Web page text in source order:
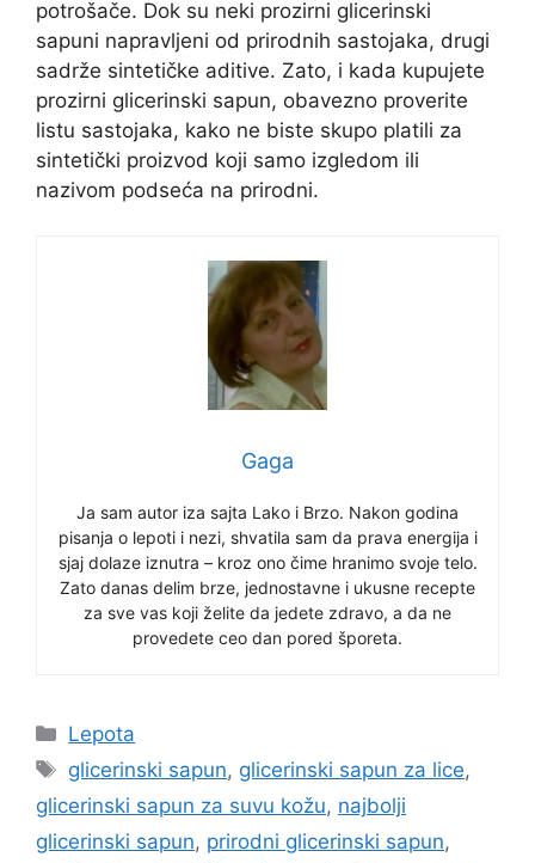
potrošače. Dok su neki prozirni glicerinski
sapuni napravljeni od prirodnih sastojaka, drugi
sadrže sintetičke aditive. Zato, i kada kupujete
prozirni glicerinski sapun, obavezno proverite
listu sastojaka, kako ne biste skupo platili za
sintetički proizvod koji samo izgledom ili
nazivom podseća na prirodni.
Gaga
Ja sam autor iza sajta Lako i Brzo. Nakon godina
pisanja o lepoti i nezi, shvatila sam da prava energija i
sjaj dolaze iznutra – kroz ono čime hranimo svoje telo.
Zato danas delim brze, jednostavne i ukusne recepte
za sve vas koji želite da jedete zdravo, a da ne
provedete ceo dan pored šporeta.
Categories
Lepota
Tags
glicerinski sapun, glicerinski sapun za lice,
glicerinski sapun za suvu kožu, najbolji
glicerinski sapun, prirodni glicerinski sapun,